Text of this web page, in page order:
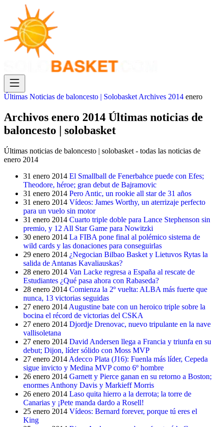
Últimas Noticias de baloncesto | Solobasket Archives 2014 enero
Archivos enero 2014 Últimas noticias de
baloncesto | solobasket
Últimas noticias de baloncesto | solobasket - todas las noticias de
enero 2014
31 enero 2014 El Smallball de Fenerbahce puede con Efes;
Theodore, héroe; gran debut de Bajramovic
31 enero 2014 Pero Antic, un rookie all star de 31 años
31 enero 2014 Vídeos: James Worthy, un aterrizaje perfecto
para un vuelo sin motor
31 enero 2014 Cuarto triple doble para Lance Stephenson sin
premio, y 12 All Star Game para Nowitzki
30 enero 2014 La FIBA pone final al polémico sistema de
wild cards y las donaciones para conseguirlas
29 enero 2014 ¿Negocian Bilbao Basket y Lietuvos Rytas la
salida de Antanas Kavaliauskas?
28 enero 2014 Van Lacke regresa a España al rescate de
Estudiantes ¿Qué pasa ahora con Rabaseda?
28 enero 2014 Comienza la 2º vuelta: ALBA más fuerte que
nunca, 13 victorias seguidas
27 enero 2014 Augustine bate con un heroico triple sobre la
bocina el récord de victorias del CSKA
27 enero 2014 Djordje Drenovac, nuevo tripulante en la nave
vallisoletana
27 enero 2014 David Andersen llega a Francia y triunfa en su
debut; Dijon, líder sólido con Moss MVP
27 enero 2014 Adecco Plata (J16): Fuenla más líder, Cepeda
sigue invicto y Medina MVP como 6º hombre
26 enero 2014 Garnett y Pierce ganan en su retorno a Boston;
enormes Anthony Davis y Markieff Morris
26 enero 2014 Laso quita hierro a la derrota; la torre de
Canarias y ¡Pete manda dardo a Rosell!
25 enero 2014 Vídeos: Bernard forever, porque tú eres el
King